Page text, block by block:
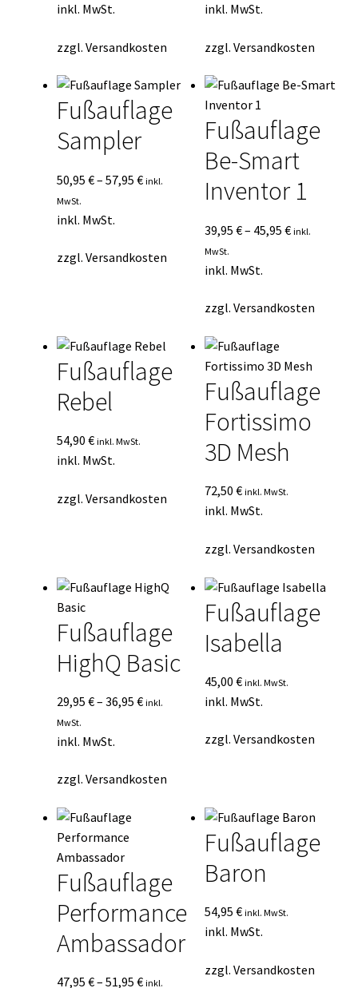
inkl. MwSt.
zzgl. Versandkosten
inkl. MwSt.
zzgl.Versandkosten
Fußauflage
Sampler
50,95 €– 57,95 € inkl.
MwSt.
inkl. MwSt.
zzgl. Versandkosten
Fußauflage
Be-Smart
Inventor 1
39,95€– 45,95€ inkl.
MwSt.
inkl. MwSt.
zzgl.Versandkosten
Fußauflage
Rebel
54,90 € inkl. MwSt.
inkl. MwSt.
zzgl. Versandkosten
Fußauflage
Fortissimo
3D Mesh
72,50€ inkl. MwSt.
inkl. MwSt.
zzgl.Versandkosten
Fußauflage
HighQ Basic
29,95 €– 36,95 € inkl.
MwSt.
inkl. MwSt.
zzgl. Versandkosten
Fußauflage
Isabella
45,00€ inkl. MwSt.
inkl. MwSt.
zzgl.Versandkosten
Fußauflage
Performance
Ambassador
47,95 €– 51,95 € inkl.
Fußauflage
Baron
54,95€ inkl. MwSt.
inkl. MwSt.
zzgl.Versandkosten